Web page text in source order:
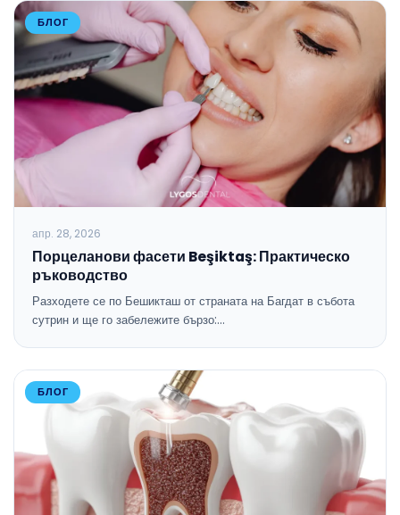
БЛОГ
апр. 28, 2026
Порцеланови фасети Beşiktaş: Практическо
ръководство
Разходете се по Бешикташ от страната на Багдат в събота
сутрин и ще го забележите бързо:…
БЛОГ